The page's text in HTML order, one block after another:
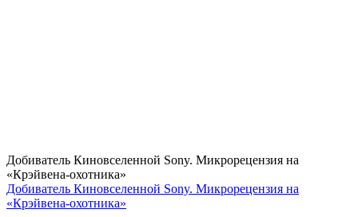
Добиватель Киновселенной Sony. Микрорецензия на
«Крэйвена-охотника»
Добиватель Киновселенной Sony. Микрорецензия на
«Крэйвена-охотника»